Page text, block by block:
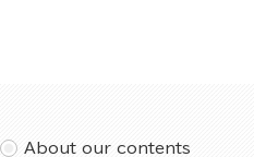
About our contents